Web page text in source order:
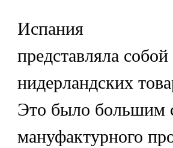
Испания
представляла
нидерландских
Это было большим
мануфактурного